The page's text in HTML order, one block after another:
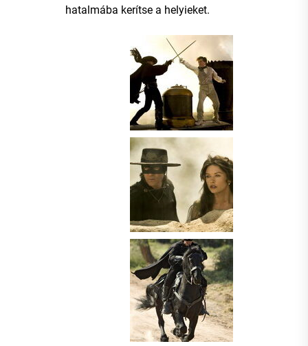
hatalmába kerítse a helyieket.